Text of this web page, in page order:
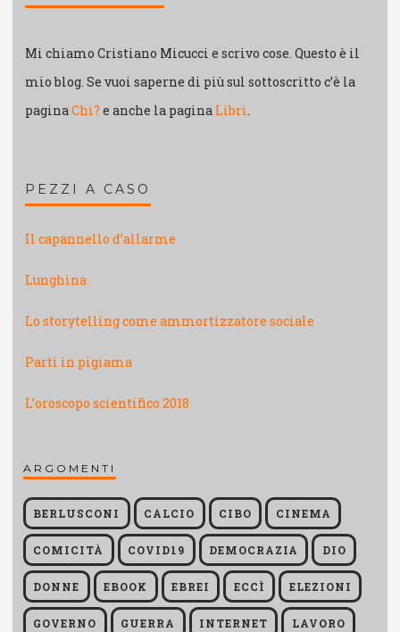
Mi chiamo Cristiano Micucci e scrivo cose. Questo è il
mio blog. Se vuoi saperne di più sul sottoscritto c’è la
paginaChi? e anche la pagina Libri.
PEZZI A CASO
Il capannello d’allarme
Lunghina
Lo storytelling come ammortizzatore sociale
Parti in pigiama
L’oroscopo scientifico 2018
ARGOMENTI
BERLUSCONI CALCIO CIBO CINEMA
COMICITÀ COVID19 DEMOCRAZIA DIO
DONNE EBOOK EBREI ECCÌ ELEZIONI
GOVERNO GUERRA INTERNET LAVORO